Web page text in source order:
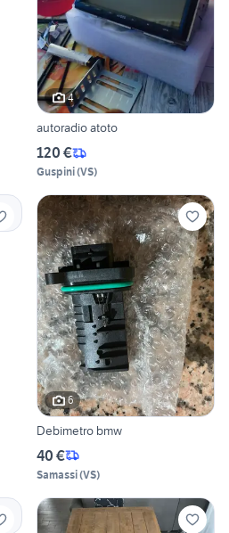
4
autoradio atoto
120 €
Guspini(VS)
6
Debimetro bmw
40 €
Samassi(VS)